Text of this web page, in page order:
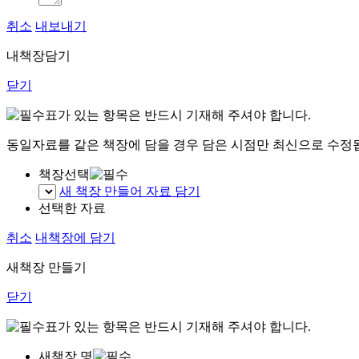
취소 내보내기
내책장담기
닫기
표가 있는 항목은 반드시 기재해 주셔야 합니다.
동일자료를 같은 책장에 담을 경우 담은 시점만 최신으로 수정
책장선택
새 책장 만들어 자료 담기
선택한 자료
취소 내책장에 담기
새책장 만들기
닫기
표가 있는 항목은 반드시 기재해 주셔야 합니다.
새책장 명